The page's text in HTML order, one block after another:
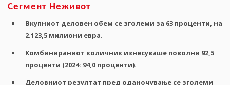
Сегмент Неживот
Вкупниот деловен обем се зголеми за 63 проценти, на
2.123,5 милиони евра.
Комбинираниот количник изнесуваше поволни 92,5
проценти (2024: 94,0 проценти).
Деловниот резултат пред оданочување се зголеми